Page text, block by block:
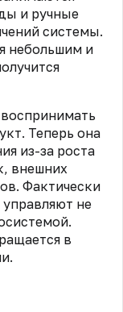
и ручные
системы.
небольшим и
Теперь она
из-за роста
внешних
Фактически
не
в